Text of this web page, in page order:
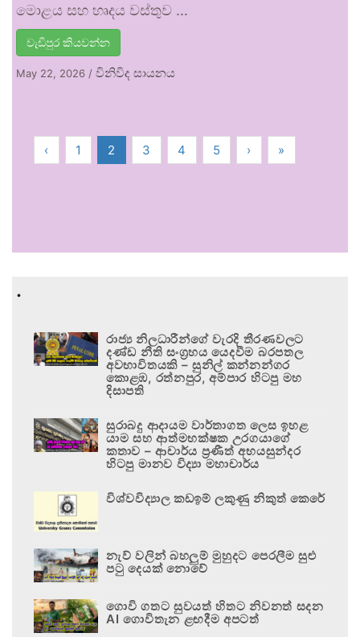
මොළය සහ හෘදය වස්තුව …
වැඩිපුර කියවන්න
May 22, 2026 / විනිවිද සායනය
‹ 1 2 3 4 5 › »
.
රාජ්‍ය නිලධාරීන්ගේ වැරදි තීරණවලට
දණ්ඩ නීති සංග්‍රහය යෙදවීම බරපතල
අවභාවිතයකි – සුනිල් කන්නන්ගර
කොළඹ, රත්නපුර, අම්පාර හිටපු මහ
දිසාපති
සුරාබදු ආදායම වාර්තාගත ලෙස ඉහළ
යාම සහ ආත්මභක්ෂක උරගයාගේ
කතාව – ආචාර්ය ප්‍රණීත් අභයසුන්දර
හිටපු මානව විද්‍යා මහාචාර්ය
විශ්වවිද්‍යාල කඩඉම් ලකුණු නිකුත් කෙරේ
නැව් වලින් බහලුම් මුහුදට පෙරලීම සුළු
පටු දෙයක් නොවේ
ගොවි ගතට සුවයත් හිතට නිවනත් සදන
AI ගොවිතැන ළඟදීම අපටත්